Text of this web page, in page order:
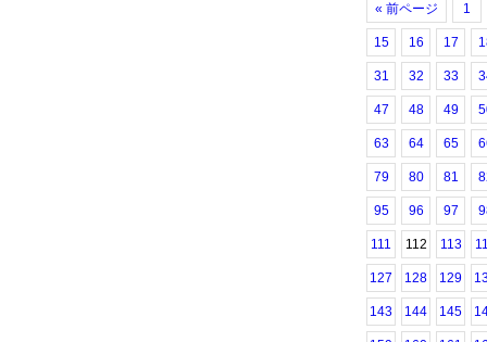
« 前ページ 1
15 16 17
31 32 33
47 48 49
63 64 65
79 80 81
95 96 97
111 112 113
127 128 129
143 144 145